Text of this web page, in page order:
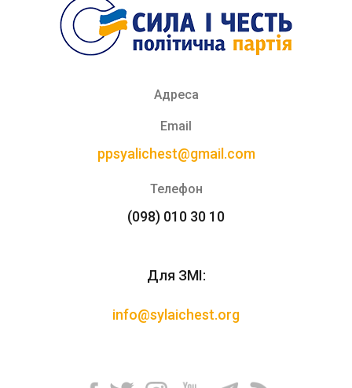
Адреса
Email
ppsyalichest@gmail.com
Телефон
(098) 010 30 10
Для ЗМІ:
info@sylaichest.org